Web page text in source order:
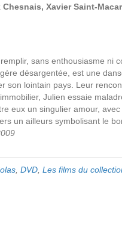
Xavier Saint-
sans enthousiasme ni
désargentée, est une
son lointain pays. Leur
Julien essaie
eux un singulier amour, avec
un ailleurs symbolisant le
DVD Les films du